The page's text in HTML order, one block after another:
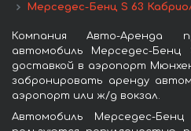
Мерседес-Бенц S 63
Компания Авто-Аренда
автомобиль Мерседес-
доставкой в аэропорт
забронировать аренду
аэропорт или ж/д вокзал.
Автомобиль Мерседес-